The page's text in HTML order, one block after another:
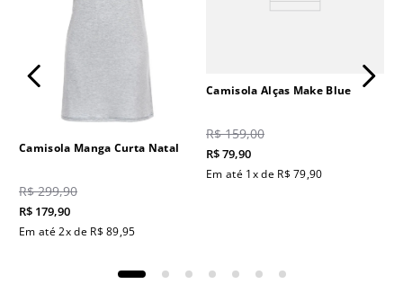
Camisola Manga Curta Natal
R$ 299,90
R$ 179,90
Em até2x de R$ 89,95
Camisola Alças Make Blue
R$ 159,00
R$79,90
Em até 1x de R$ 79,90